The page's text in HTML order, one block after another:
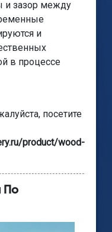
и зазор между
и
в процессе
посетите
product/wood-
По